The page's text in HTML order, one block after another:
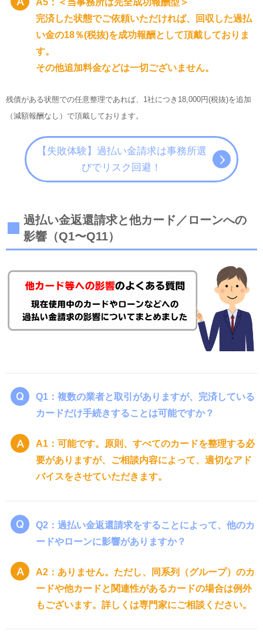
完済した状態でご依頼いただければ、回収した過払
い金の18％(税抜)を成功報酬として頂戴しておりま
す。
その他追加料金などは一切ございません。
残債がある状態での任意整理であれば、1社につき18,000円(税抜)を追加
（減額報酬なし）で頂戴しております。
【失敗体験】過払い金請求は事務所選
びでリスク回避！
過払い金返還請求と他カード／ローンへの
影響（Q1〜Q11）
Q1：複数の業者と取引がありますが、完済している
カードだけ手続きすることは可能ですか？
A1：可能です。原則、すべてのカードを整理する必
要がありますが、ご相談内容によって、適切なアド
バイスをさせていただきます。
Q2：過払い金返還請求をすることによって、他のカ
ードやローンに影響がありますか？
A2：ありません。ただし、同系列（グループ）のカ
ードや他カードと関連性があるカードの場合は例外
もございます。詳しくは専門家にご相談ください。